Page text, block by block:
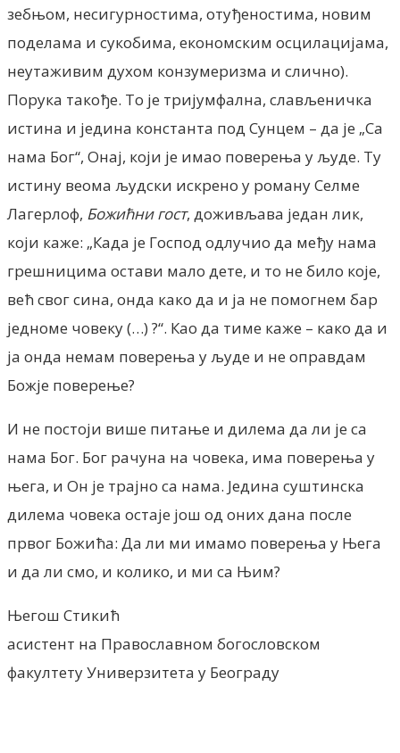
зебњом, несигурностима, отуђеностима, новим
поделама и сукобима, економским осцилацијама,
неутаживим духом конзумеризма и слично).
Порука такође. То је тријумфална, слављеничка
истина и једина константа под Сунцем – да је „Са
нама Бог“, Онај, који је имао поверења у људе. Ту
истину веома људски искрено у роману Селме
Лагерлоф, Божићни гост, доживљава један лик,
који каже: „Када је Господ одлучио да међу нама
грешницима остави мало дете, и то не било које,
већ свог сина, онда како да и ја не помогнем бар
једноме човеку (…) ?“. Као да тиме каже – како да и
ја онда немам поверења у људе и не оправдам
Божје поверење?
И не постоји више питање и дилема да ли је са
нама Бог. Бог рачуна на човека, има поверења у
њега, и Он је трајно са нама. Једина суштинска
дилема човека остаје још од оних дана после
првог Божића: Да ли ми имамо поверења у Њега
и да ли смо, и колико, и ми са Њим?
Његош Стикић
асистент на Православном богословском
факултету Универзитета у Београду